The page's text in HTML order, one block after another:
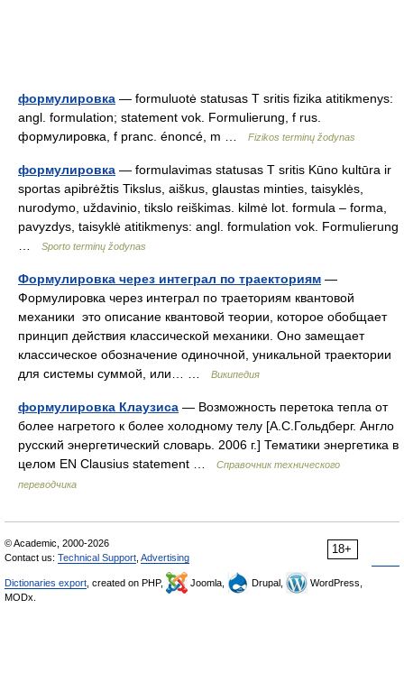
формулировка — formuluotė statusas T sritis fizika atitikmenys:
angl. formulation; statement vok. Formulierung, f rus.
формулировка, f pranc. énoncé, m …
Fizikos terminų žodynas
формулировка — formulavimas statusas T sritis Kūno kultūra ir
sportas apibrėžtis Tikslus, aiškus, glaustas minties, taisyklės,
nurodymo, uždavinio, tikslo reiškimas. kilmė lot. formula – forma,
pavyzdys, taisyklė atitikmenys: angl. formulation vok. Formulierung
Sporto terminų žodynas
Формулировка через интеграл по траекториям —
Формулировка через интеграл по траеториям квантовой
механики это описание квантовой теории, которое обобщает
принцип действия классической механики. Оно замещает
классическое обозначение одиночной, уникальной траектории
для системы суммой, или… …
Википедия
формулировка Клаузиса — Возможность перетока тепла от
более нагретого к более холодному телу [А.С.Гольдберг. Англо
русский энергетический словарь. 2006 г.] Тематики энергетика в
целом EN Clausius statement …
Справочник технического
переводчика
18+
© Academic, 2000-2026
Contact us: Technical Support Advertising
Dictionaries export , created on PHP, Joomla, Drupal,
WordPress,
MODx.